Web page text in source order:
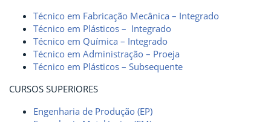
Técnico em Fabricação Mecânica – Integrado
Técnico em Plásticos – Integrado
Técnico em Química – Integrado
Técnico em Administração – Proeja
Técnico em Plásticos – Subsequente
CURSOS SUPERIORES
Engenharia de Produção (EP)